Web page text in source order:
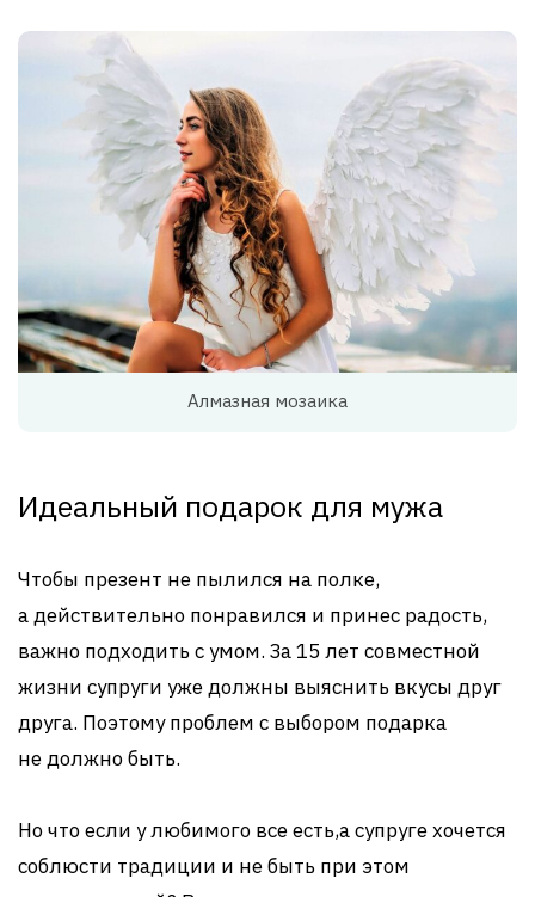
Алмазная мозаика
Идеальный подарок для мужа
Чтобы презент не пылился на полке,
а действительно понравился и принес радость,
важно подходить с умом. За 15 лет совместной
жизни супруги уже должны выяснить вкусы друг
друга. Поэтому проблем с выбором подарка
не должно быть.
Но что если у любимого все есть,а супруге хочется
соблюсти традиции и не быть при этом